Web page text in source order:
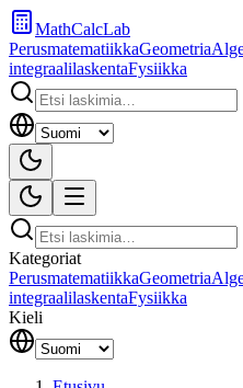
MathCalcLab
PerusmatematiikkaGeometria
integraalilaskentaFysiikka
Kategoriat
PerusmatematiikkaGeometria
integraalilaskentaFysiikka
Kieli